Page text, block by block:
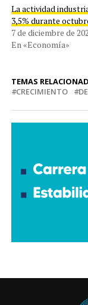
La actividad
3,5% durante
7 de diciembre de
En «Economía»
TEMAS
CRECIMIENTO